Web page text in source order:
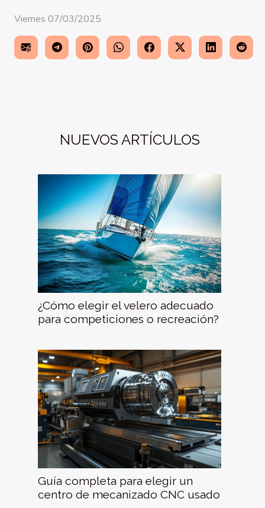
Viernes 07/03/2025
NUEVOS ARTÍCULOS
¿Cómo elegir el velero adecuado
para competiciones o recreación?
Guía completa para elegir un
centro de mecanizado CNC usado